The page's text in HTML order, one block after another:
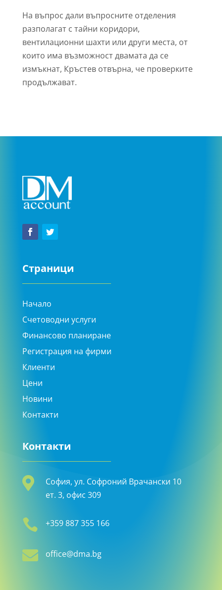
На въпрос дали въпросните отделения
разполагат с тайни коридори,
вентилационни шахти или други места, от
които има възможност двамата да се
измъкнат, Кръстев отвърна, че проверките
продължават.
Страници
Начало
Счетоводни услуги
Финансово планиране
Регистрация на фирми
Клиенти
Цени
Новини
Контакти
Контакти

София, ул. Софроний Врачански 10
ет. 3, офис 309
 +359 887 355 166
 office@dma.bg